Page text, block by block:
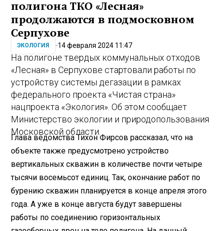
полигона ТКО «Лесная»
продолжаются в подмосковном
Серпухове
ЭКОЛОГИЯ 14 февраля 2024 11:47
На полигоне твердых коммунальных отходов
«Лесная» в Серпухове стартовали работы по
устройству системы дегазации в рамках
федерального проекта «Чистая страна»
нацпроекта «Экология». Об этом сообщает
Министерство экологии и природопользования
Московской области.
Глава ведомства Тихон Фирсов рассказал, что на
объекте также предусмотрено устройство
вертикальных скважин в количестве почти четыре
тысячи восемьсот единиц. Так, окончание работ по
бурению скважин планируется в конце апреля этого
года. А уже в конце августа будут завершены
работы по соединению горизонтальных